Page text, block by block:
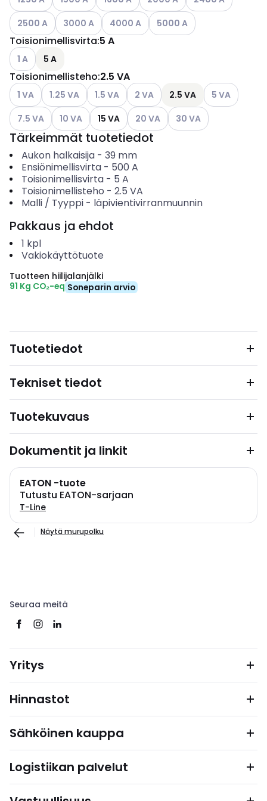
Katso käytettävissä olevat vaihtoehdot
2500 A Katso käytettävissä olevat vaihtoehdot
3000 A Katso käytettävissä olevat vaihtoehdot
4000 A Katso käytettävissä olevat
5000 A
Toisionimellisvirta:5 A
Katso käytettävissä olevat vaihtoehdot
1 A 5 A
Toisionimellisteho:2.5 VA
Katso käytettävissä olevat vaihtoehdot
1 VA Katso käytettävissä olevat vaihtoehdot
1.25 VA Katso käytettävissä olevat vaihtoehdot
1.5 VA Katso käytettävissä olevat
2 VA 2.5 VA Katso
5 VA
Katso käytettävissä olevat vaihtoehdot
7.5 VA Katso käytettävissä olevat vaihtoehdot
10 VA 15 VA Katso käytettävissä olevat
20 VA Katso käytettävissä
30 VA
Tärkeimmät tuotetiedot
Aukon halkaisija- 39 mm
Ensiönimellisvirta- 500 A
Toisionimellisvirta- 5 A
Toisionimellisteho - 2.5 VA
Malli / Tyyppi- läpivientivirranmuunnin
Pakkaus ja ehdot
1 kpl
Vakiokäyttötuote
Tuotteen hiilijalanjälki
91 Kg CO₂-eq Soneparin arvio
Tuotetiedot
Tekniset tiedot
Tuotekuvaus
Dokumentit ja linkit
EATON -tuote
Tutustu EATON-sarjaan
T-Line
Näytä murupolku
Seuraa meitä
Yritys
Hinnastot
Sähköinen kauppa
Logistiikan palvelut